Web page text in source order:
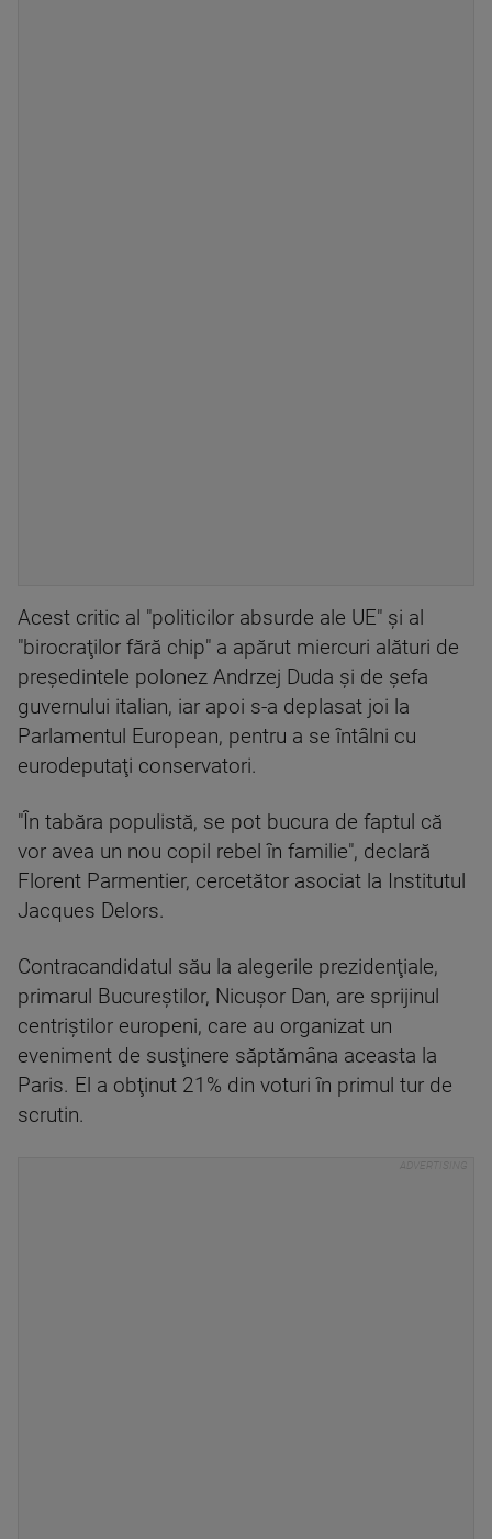
Acest critic al "politicilor absurde ale UE" şi al
"birocraţilor fără chip" a apărut miercuri alături de
preşedintele polonez Andrzej Duda şi de şefa
guvernului italian, iar apoi s-a deplasat joi la
Parlamentul European, pentru a se întâlni cu
eurodeputaţi conservatori.
"În tabăra populistă, se pot bucura de faptul că
vor avea un nou copil rebel în familie", declară
Florent Parmentier, cercetător asociat la Institutul
Jacques Delors.
Contracandidatul său la alegerile prezidenţiale,
primarul Bucureştilor, Nicuşor Dan, are sprijinul
centriştilor europeni, care au organizat un
eveniment de susţinere săptămâna aceasta la
Paris. El a obţinut 21% din voturi în primul tur de
scrutin.